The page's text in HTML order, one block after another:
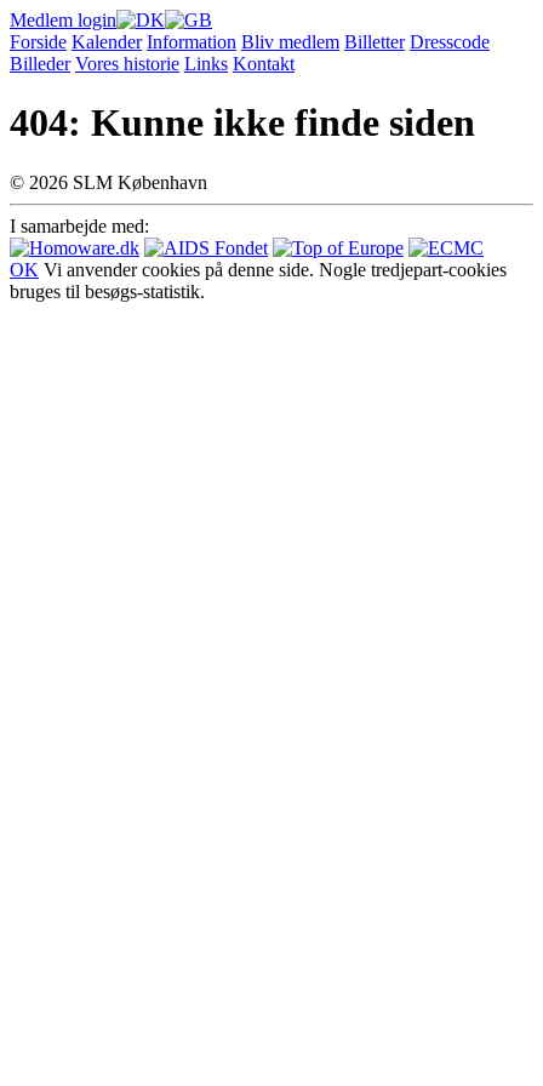
Medlem login
Forside Kalender Information Bliv medlem Billetter Dresscode
Billeder Vores historie Links Kontakt
404: Kunne ikke finde siden
© 2026 SLM København
I samarbejde med:
OK Vi anvender cookies på denne side. Nogle tredjepart-cookies
bruges til besøgs-statistik.